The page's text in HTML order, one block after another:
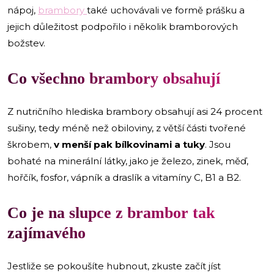
nápoj, brambory také uchovávali ve formě prášku a
jejich důležitost podpořilo i několik bramborových
božstev.
Co všechno brambory obsahují
Z nutričního hlediska brambory obsahují asi 24 procent
sušiny, tedy méně než obiloviny, z větší části tvořené
škrobem, v menší pak bílkovinami a tuky. Jsou
bohaté na minerální látky, jako je železo, zinek, měď,
hořčík, fosfor, vápník a draslík a vitamíny C, B1 a B2.
Co je na slupce z brambor tak
zajímavého
Jestliže se pokoušíte hubnout, zkuste začít jíst